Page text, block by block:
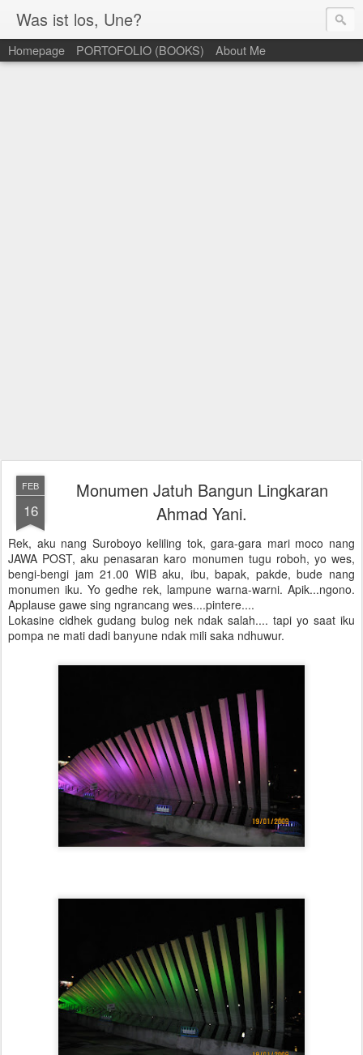
Was ist los, Une?
Homepage PORTOFOLIO (BOOKS) About Me
FEB
16
Monumen Jatuh Bangun Lingkaran
Ahmad Yani.
Rek, aku nang Suroboyo keliling tok, gara-gara mari moco nang
JAWA POST, aku penasaran karo monumen tugu roboh, yo wes,
bengi-bengi jam 21.00 WIB aku, ibu, bapak, pakde, bude nang
monumen iku. Yo gedhe rek, lampune warna-warni. Apik...ngono.
Applause gawe sing ngrancang wes....pintere....
Lokasine cidhek gudang bulog nek ndak salah.... tapi yo saat iku
pompa ne mati dadi banyune ndak mili saka ndhuwur.